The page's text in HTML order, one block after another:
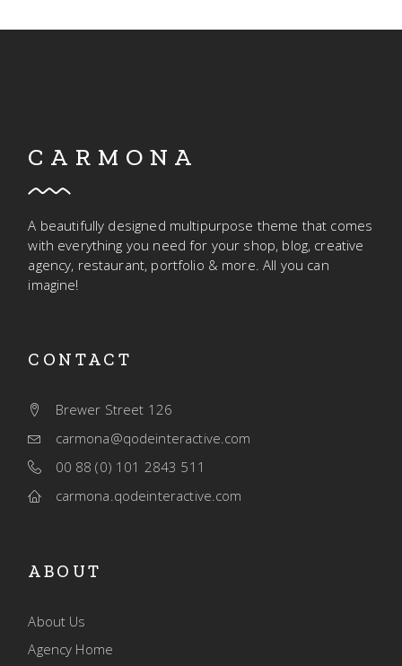
CARMONA
A beautifully designed multipurpose theme that comes
with everything you need for your shop, blog, creative
agency, restaurant, portfolio & more. All you can
imagine!
CONTACT
Brewer Street 126
carmona@qodeinteractive.com
00 88 (0) 101 2843 511
carmona.qodeinteractive.com
ABOUT
About Us
Agency Home